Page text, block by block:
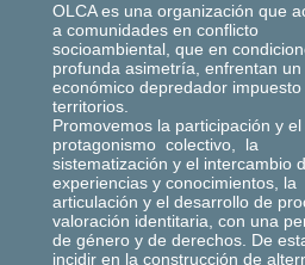
OLCA es una organización que
a comunidades en conflicto
socioambiental, que en
profunda asimetría, enfrentan
económico depredador
territorios.
Promovemos la participación y el
protagonismo colectivo, la
sistematización y el intercambio
experiencias y conocimientos, la
articulación y el desarrollo de
valoración identitaria, con una
de género y de derechos. De
incidir en la construcción de